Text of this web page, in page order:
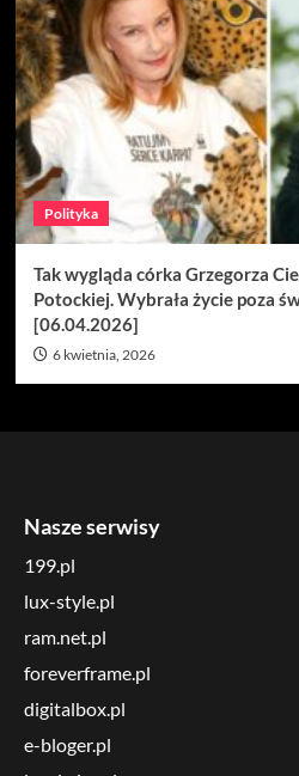
Polityka
Tak wygląda córka Grzegorza
Potockiej. Wybrała życie poza
[06.04.2026]
6 kwietnia, 2026
Nasze serwisy
199.pl
lux-style.pl
ram.net.pl
foreverframe.pl
digitalbox.pl
e-bloger.pl